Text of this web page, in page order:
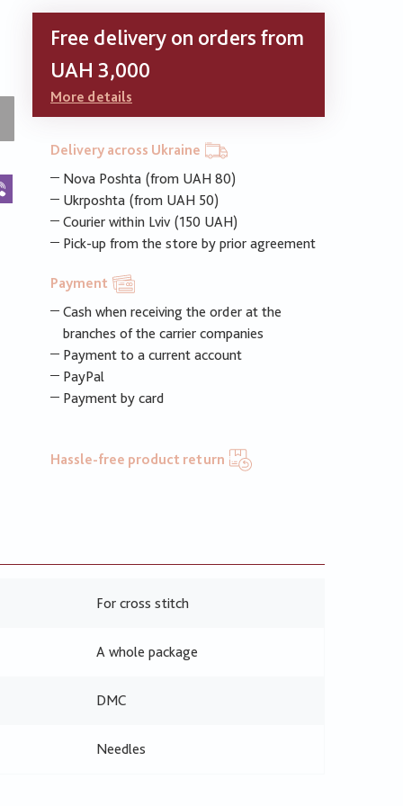
Free delivery on orders from
UAH 3,000
More details
Delivery across Ukraine
Nova Poshta (from UAH 80)
Ukrposhta (from UAH 50)
Courier within Lviv (150 UAH)
Pick-up from the store by prior agreement
Payment
Cash when receiving the order at the
branches of the carrier companies
Payment to a current account
PayPal
Payment by card
Hassle-free product return
For cross stitch
A whole package
DMC
Needles